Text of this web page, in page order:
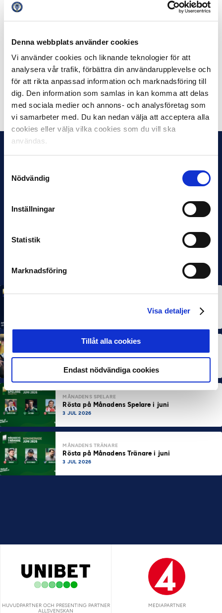
Denna webbplats använder cookies
Vi använder cookies och liknande teknologier för att
analysera vår trafik, förbättra din användarupplevelse och
för att rikta anpassad information och marknadsföring till
dig. Den information som samlas in kan komma att delas
med sociala medier och annons- och analysföretag som
vi samarbeter med. Du kan nedan välja att acceptera alla
cookies eller välja vilka cookies som du vill ska
användas.
Nödvändig
Inställningar
Statistik
Marknadsföring
Visa detaljer
Tillåt alla cookies
Endast nödvändiga cookies
ordförande för Sveriges Fotbollshistoriker och
Drömelvorna börjar presenteras i samband med
detta så kommer klubbarna presentera sina egna bästa
allsvenska elvor från de år klubben spelat i Allsvenskan.
Dela på Facebook Dela på Twitter
Rösta på Månadens Spelare & Tränare i juli
Dubbla Landskrona-priser när juni summeras
MÅNADENS SPELARE
Rösta på Månadens Spelare i juni
3 JUL 2026
MÅNADENS TRÄNARE
Rösta på Månadens Tränare i juni
3 JUL 2026
HUVUDPARTNER OCH PRESENTING PARTNER
ALLSVENSKAN
MEDIAPARTNER